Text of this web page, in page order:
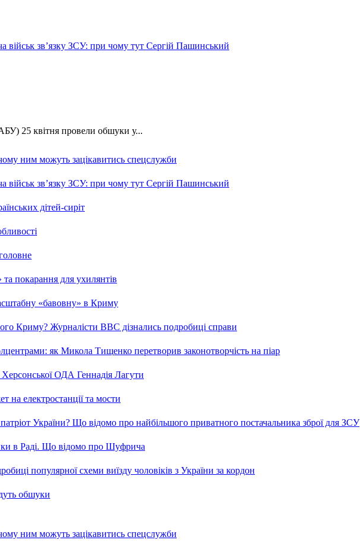
зв’язку ЗСУ: при чому тут Сергій Пашинський
25 квітня провели обшуки у...
ним можуть зацікавитись спецслужби
зв’язку ЗСУ: при чому тут Сергій Пашинський
дітей-сиріт
та покарання для ухилянтів
«бавовну» в Криму
Криму? Журналісти ВВС дізнались подробиці справи
як Микола Тищенко перетворив законотворчість на піар
ОДА Геннадія Лагути
на електростанції та мости
України? Що відомо про найбільшого приватного постачальника зброї для ЗСУ
в Раді. Що відомо про Шуфрича
популярної схеми виїзду чоловіків з України за кордон
обшуки
ним можуть зацікавитись спецслужби